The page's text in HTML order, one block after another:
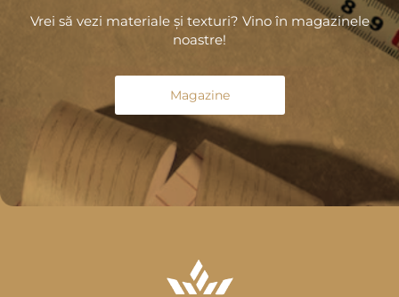
Vrei să vezi materiale și texturi? Vino în magazinele
noastre!
Magazine